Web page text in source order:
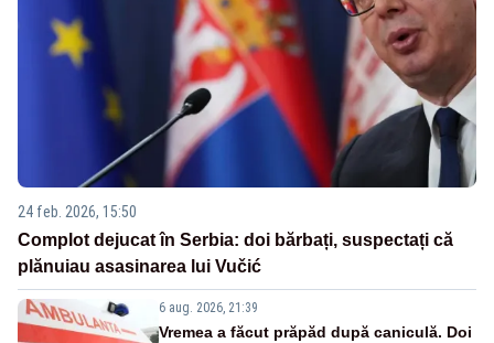
24 feb. 2026, 15:50
Complot dejucat în Serbia: doi bărbați, suspectați că
plănuiau asasinarea lui Vučić
6 aug. 2026, 21:39
Vremea a făcut prăpăd după caniculă. Doi